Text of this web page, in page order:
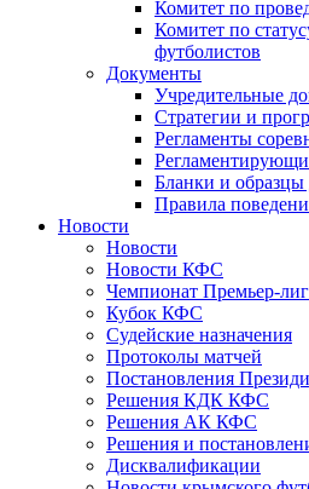
Комитет по
Комитет по
футболистов
Документы
Учредительные
Стратегии и
Регламенты
Бланки и образцы
Правила
Новости
Новости
Новости КФС
Чемпионат Премьер-
Кубок КФС
Судейские назначения
Протоколы матчей
Постановления
Решения КДК КФС
Решения АК КФС
Решения и
Дисквалификации